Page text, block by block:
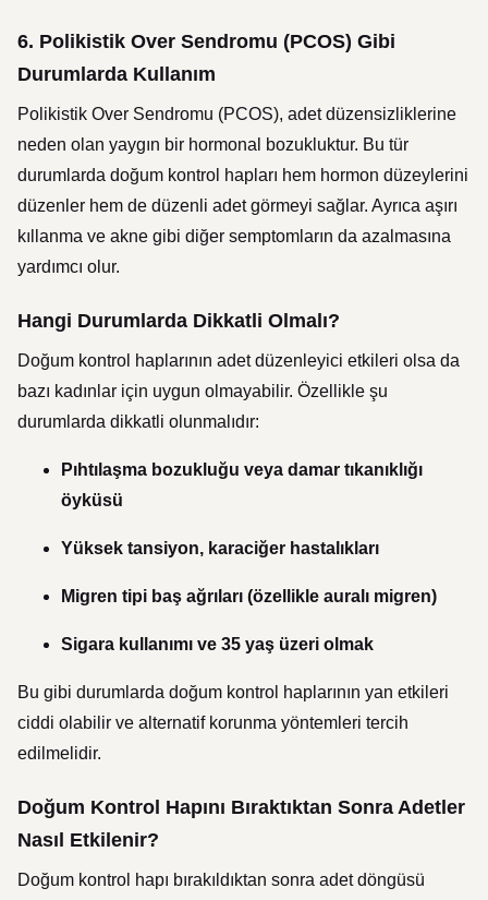
6. Polikistik Over Sendromu (PCOS) Gibi
Durumlarda Kullanım
Polikistik Over Sendromu (PCOS), adet düzensizliklerine
neden olan yaygın bir hormonal bozukluktur. Bu tür
durumlarda doğum kontrol hapları hem hormon düzeylerini
düzenler hem de düzenli adet görmeyi sağlar. Ayrıca aşırı
kıllanma ve akne gibi diğer semptomların da azalmasına
yardımcı olur.
Hangi Durumlarda Dikkatli Olmalı?
Doğum kontrol haplarının adet düzenleyici etkileri olsa da
bazı kadınlar için uygun olmayabilir. Özellikle şu
durumlarda dikkatli olunmalıdır:
Pıhtılaşma bozukluğu veya damar tıkanıklığı
öyküsü
Yüksek tansiyon, karaciğer hastalıkları
Migren tipi baş ağrıları (özellikle auralı migren)
Sigara kullanımı ve 35 yaş üzeri olmak
Bu gibi durumlarda doğum kontrol haplarının yan etkileri
ciddi olabilir ve alternatif korunma yöntemleri tercih
edilmelidir.
Doğum Kontrol Hapını Bıraktıktan Sonra Adetler
Nasıl Etkilenir?
Doğum kontrol hapı bırakıldıktan sonra adet döngüsü